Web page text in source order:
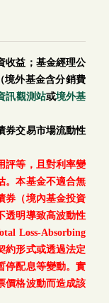
收益；基金經理公
境外基金含分銷費
訊觀測站或境外基
券交易市場流動性
評等，且對利率變
。本基金不適合無
券（境內基金投資
透明導致高波動性
Loss-Absorbing
約形式或透過法定
停配息等變動。實
價格波動而造成該